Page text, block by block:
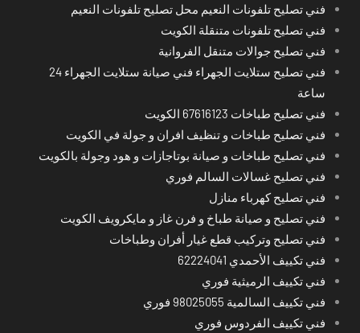
فني تصليح تلفونات النعيم محل تصليح تلفونات النعيم
فني تصليح تلفونات متنقلة الكويت
فني تصليح جوالات متنقل الفروانية
فني تصليح ستلايت الجهراء فني صيانة ستلايت الجهراء 24
ساعة
فني تصليح طباخات 67616123 الكويت
فني تصليح طباخات و تنظيف افران و جولة في الكويت
فني تصليح طباخات و صيانة بوتاجازات و هود وجولة بالكويت
فني تصليح غسالات السالم فوري
فني تصليح كهرباء منازل
فني تصليح و صيانة طباخ و فرن غاز و مايكرويف الكويت
فني تصليح وتركيب قطع غيار أفران وطباخات
فني تكييف الأحمدي 62224041
فني تكييف الرميثية فوري
فني تكييف السالمية 98025055 فوري
فني تكييف الفردوس فوري